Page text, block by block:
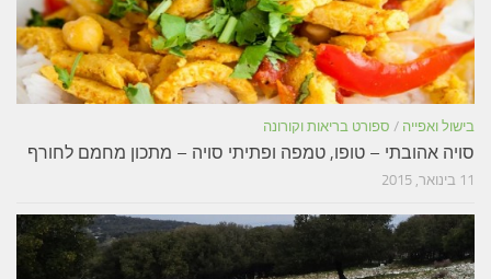
בישול ואפייה / ספורט בריאות וקורונה
סויה אהובתי – טופו, טמפה ופתיתי סויה – מתכון מחמם לחורף
11 בינואר, 2015